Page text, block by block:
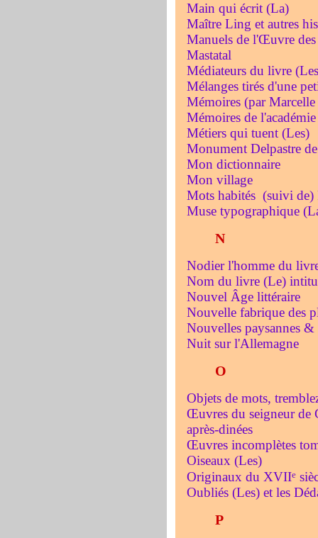
Main qui écrit (La)
Maître Ling et autres
Manuels de l'Œuvre
Mastatal
Médiateurs du livre
Mélanges tirés d'une
Mémoires (par Marcelle
Mémoires de
Métiers qui tuent (Les)
Monument Delpastre
Mon dictionnaire
Mon village
Mots habités (suivi de)
Muse typographique
N
Nodier l'homme du
Nom du livre (Le)
Nouvel Âge littéraire
Nouvelle fabrique des
Nouvelles paysannes
Nuit sur l'Allemagne
O
Objets de mots,
Œuvres du seigneur de
après-dinées
Œuvres incomplètes
Oiseaux (Les)
Originaux du XVIIe
Oubliés (Les) et les
P